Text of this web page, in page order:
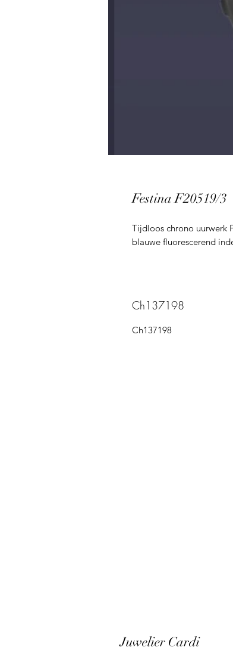
Festina F20519/3
Tijdloos chrono uurwerk
blauwe fluorescerend
Ch137198
Ch137198
Juwelier Cardi